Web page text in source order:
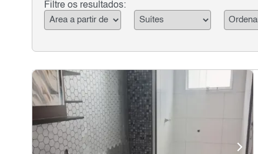
Filtre os resultados: